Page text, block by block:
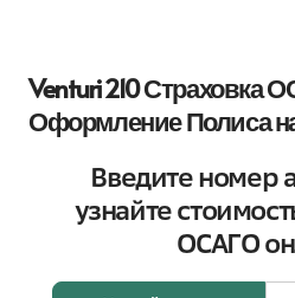
Venturi 210 Страховка
Оформление Полиса